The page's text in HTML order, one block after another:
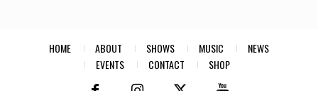
HOME ABOUT SHOWS MUSIC
NEWS
EVENTS
CONTACT SHOP